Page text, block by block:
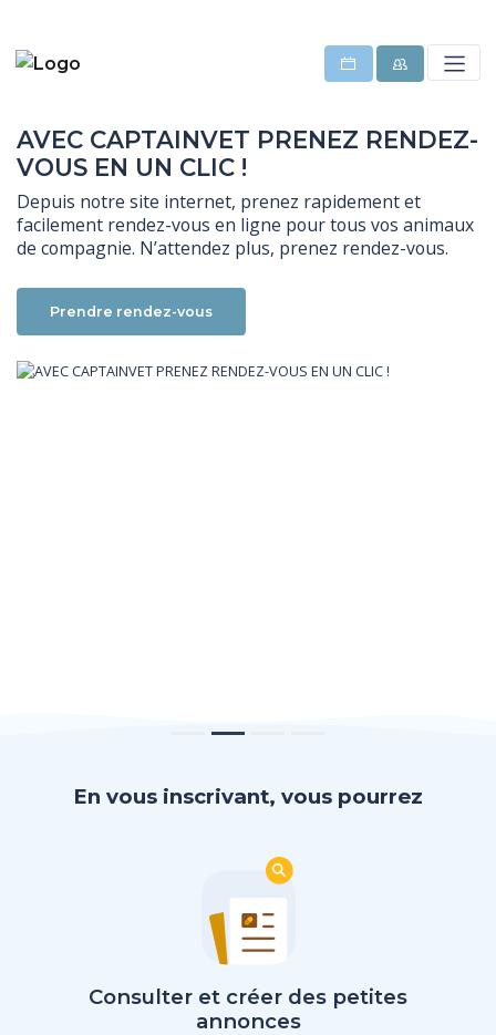
AVEC CAPTAINVET PRENEZ RENDEZ-
VOUS EN UN CLIC !
Depuis notre site internet, prenez rapidement et
facilement rendez-vous en ligne pour tous vos animaux
de compagnie. N’attendez plus, prenez rendez-vous.
Prendre rendez-vous
En vous inscrivant, vous pourrez
Consulter et créer des petites
annonces